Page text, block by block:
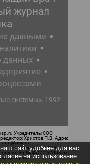
журнал
данными
данных
системы», 1992-
Учредитель: ООО
Христов П.В. Адрес
info@osp.ru
маркировка: 12+
Эл.№ ФС77-62008 от
сайт удобнее для вас.
на использование